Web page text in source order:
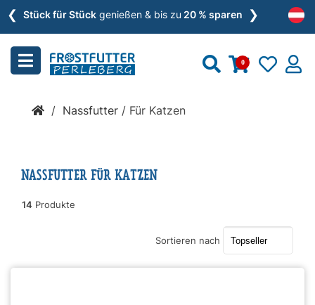
Stück für Stück genießen & bis zu 20 % sparen
❮ ❯
0
Menu
schließen
Kategorien
Nassfutter
/ Nassfutter / Für Katzen
NASSFUTTER FÜR KATZEN
14 Produkte
Sortieren nach